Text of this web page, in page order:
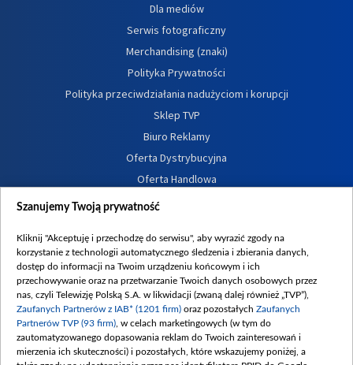
Dla mediów
Serwis fotograficzny
Merchandising (znaki)
Polityka Prywatności
Polityka przeciwdziałania nadużyciom i korupcji
Sklep TVP
Biuro Reklamy
Oferta Dystrybucyjna
Oferta Handlowa
Dostępność
Procedura zgłoszeń wewnętrznych
Szanujemy Twoją prywatność
Kliknij "Akceptuję i przechodzę do serwisu", aby wyrazić zgody na
korzystanie z technologii automatycznego śledzenia i zbierania danych,
dostęp do informacji na Twoim urządzeniu końcowym i ich
przechowywanie oraz na przetwarzanie Twoich danych osobowych przez
nas, czyli Telewizję Polską S.A. w likwidacji (zwaną dalej również „TVP”),
Zaufanych Partnerów z IAB* (1201 firm) oraz pozostałych Zaufanych
Partnerów TVP (93 firm) , w celach marketingowych (w tym do
zautomatyzowanego dopasowania reklam do Twoich zainteresowań i
mierzenia ich skuteczności) i pozostałych, które wskazujemy poniżej, a